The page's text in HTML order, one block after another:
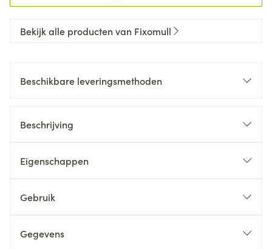
Bekijk alle producten van Fixomull
Beschikbare leveringsmethoden
Beschrijving
Eigenschappen
Gebruik
Gegevens